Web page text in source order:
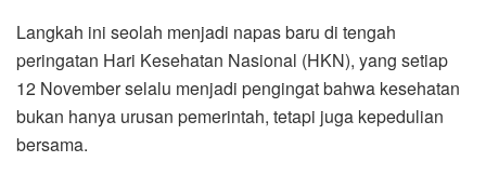
Langkah ini seolah menjadi napas baru di tengah
peringatan Hari Kesehatan Nasional (HKN), yang setiap
12 November selalu menjadi pengingat bahwa kesehatan
bukan hanya urusan pemerintah, tetapi juga kepedulian
bersama.